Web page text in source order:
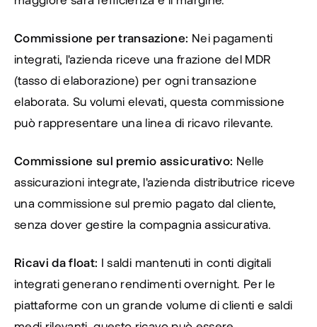
Commissione per transazione: Nei pagamenti
integrati, l'azienda riceve una frazione del MDR
(tasso di elaborazione) per ogni transazione
elaborata. Su volumi elevati, questa commissione
può rappresentare una linea di ricavo rilevante.
Commissione sul premio assicurativo: Nelle
assicurazioni integrate, l'azienda distributrice riceve
una commissione sul premio pagato dal cliente,
senza dover gestire la compagnia assicurativa.
Ricavi da float: I saldi mantenuti in conti digitali
integrati generano rendimenti overnight. Per le
piattaforme con un grande volume di clienti e saldi